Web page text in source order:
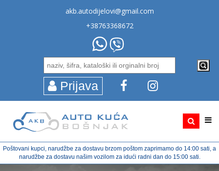
akb.autodijelovi@gmail.com
+38763368672
Prijava
Poštovani kupci, narudžbe za dostavu brzom poštom zaprimamo do 14:00 sati, a
narudžbe za dostavu našim vozilom za idući radni dan do 15:00 sati.